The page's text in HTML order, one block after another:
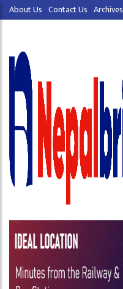
About Us Contact Us Archives